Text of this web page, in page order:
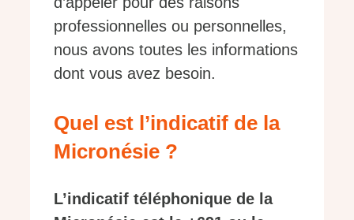
professionnelles ou personnelles,
nous avons toutes les informations
dont vous avez besoin.
Quel est l’indicatif de la
Micronésie ?
L’indicatif téléphonique de la